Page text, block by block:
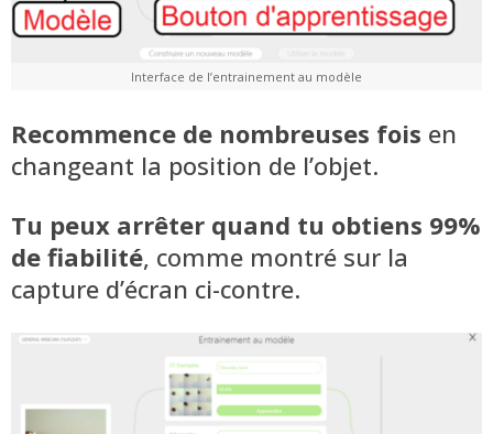
Interface de l’entrainement au modèle
Recommence de nombreuses fois en
changeant la position de l’objet.
Tu peux arrêter quand tu obtiens 99%
de fiabilité, comme montré sur la
capture d’écran ci-contre.